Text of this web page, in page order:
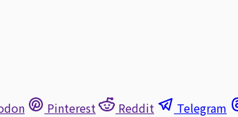
Pinterest Reddit Telegram